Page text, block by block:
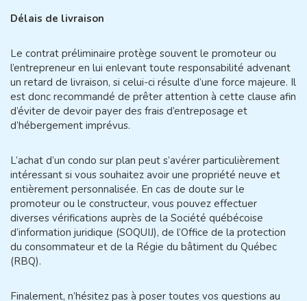
Délais de livraison
Le contrat préliminaire protège souvent le promoteur ou
l’entrepreneur en lui enlevant toute responsabilité advenant
un retard de livraison, si celui-ci résulte d’une force majeure. Il
est donc recommandé de prêter attention à cette clause afin
d’éviter de devoir payer des frais d’entreposage et
d’hébergement imprévus.
L’achat d’un condo sur plan peut s’avérer particulièrement
intéressant si vous souhaitez avoir une propriété neuve et
entièrement personnalisée. En cas de doute sur le
promoteur ou le constructeur, vous pouvez effectuer
diverses vérifications auprès de la Société québécoise
d’information juridique (SOQUIJ), de l’Office de la protection
du consommateur et de la Régie du bâtiment du Québec
(RBQ).
Finalement, n’hésitez pas à poser toutes vos questions au